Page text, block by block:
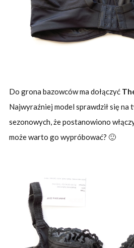
Do grona bazowców ma dołączyć
Najwyraźniej model sprawdził się na
sezonowych, że postanowiono
może warto go wypróbować? 🙂